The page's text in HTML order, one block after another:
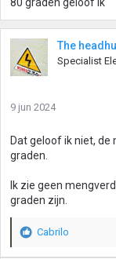
The
Specialist
9 jun 2024
Dat geloof ik niet,
graden.
Ik zie geen
graden zijn.
W
Cabrilo